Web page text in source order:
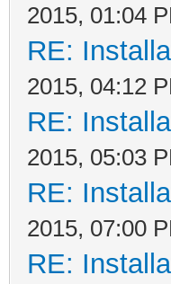
2015, 01:04
RE:
2015, 04:12
RE:
2015, 05:03
RE:
2015, 07:00
RE: